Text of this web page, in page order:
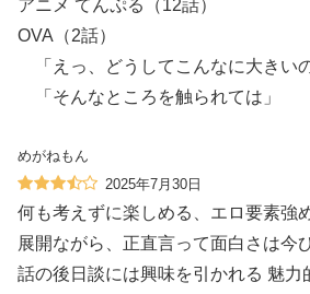
︎アニメ てんぷる（12話）
︎OVA（2話）
「えっ、どうしてこんなに大きいの
「そんなところを触られては」
めがねもん
2025年7月30日
何も考えずに楽しめる、エロ要素強
展開ながら、正直言って面白さは今
話の後日談には興味を引かれる 魅力